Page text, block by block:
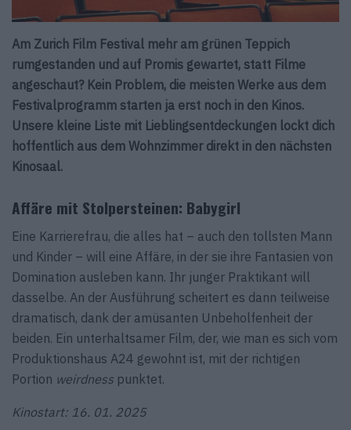
Am Zurich Film Festival mehr am grünen Teppich
rumgestanden und auf Promis gewartet, statt Filme
angeschaut? Kein Problem, die meisten Werke aus dem
Festivalprogramm starten ja erst noch in den Kinos.
Unsere kleine Liste mit Lieblingsentdeckungen lockt dich
hoffentlich aus dem Wohnzimmer direkt in den nächsten
Kinosaal.
Affäre mit Stolpersteinen: Babygirl
Eine Karrierefrau, die alles hat – auch den tollsten Mann
und Kinder – will eine Affäre, in der sie ihre Fantasien von
Domination ausleben kann. Ihr junger Praktikant will
dasselbe. An der Ausführung scheitert es dann teilweise
dramatisch, dank der amüsanten Unbeholfenheit der
beiden. Ein unterhaltsamer Film, der, wie man es sich vom
Produktionshaus A24 gewohnt ist, mit der richtigen
Portion weirdness punktet.
Kinostart: 16. 01. 2025